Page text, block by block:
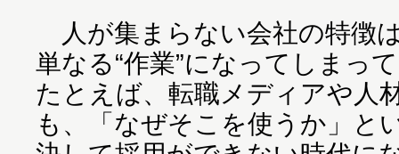
人が集まらない会社の特徴
単なる“作業”になってしまっ
たとえば、転職メディアや人
も、「なぜそこを使うか」と